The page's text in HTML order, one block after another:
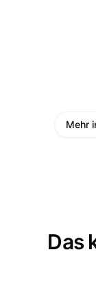
Mehr
Das